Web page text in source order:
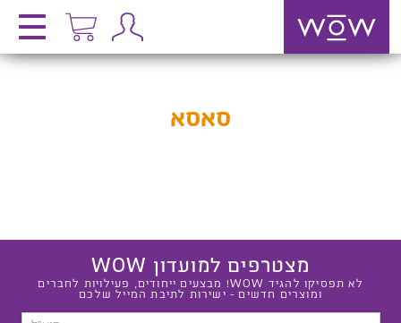
סאסא
מצטרפים למועדון WOW
לא תפסיקו להגיד WOW! מבצעים ייחודים, פעילויות לחברים
ומוצרים חדשים - ישירות לתיבת המייל שלכם